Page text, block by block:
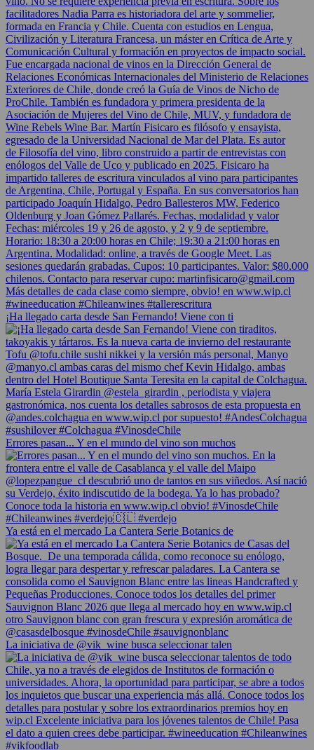
¡Ha llegado carta desde San Fernando! Viene con ti
Errores pasan... Y en el mundo del vino son muchos
Ya está en el mercado La Cantera Serie Botanics de
La iniciativa de @vik_wine busca seleccionar talen